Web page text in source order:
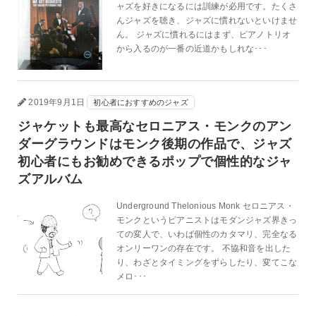
ャズを好きになるには訓練が必用です。たくさ
んジャズを聴き、ジャズに慣れないといけませ
ん。 ジャズに慣れるにはまず、ピアノトリオ
から入るのが一番の近道かもしれな･･･
2019年9月1日 初心者におすすめのジャズ
ジャケットも最高なセロニアス・モンクのアン
ダーグラウンドはモンク後期の作品で、ジャズ
初心者にもお勧めできるポップで個性的なジャ
ズアルバム
Underground Thelonious Monk セロニアス・
モンクというピアニストはモダンジャズ界きっ
ての変人で、いわば個性のカタマリ、完全なる
オンリーワンの存在です。 不協和音を出した
り、わざとタイミングをずらしたり、変てこな
メロ･･･